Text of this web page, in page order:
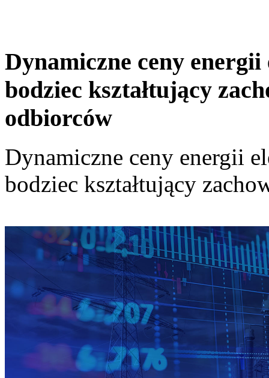
Dynamiczne ceny
bodziec kształtujący
odbiorców
Dynamiczne ceny energii
bodziec kształtujący